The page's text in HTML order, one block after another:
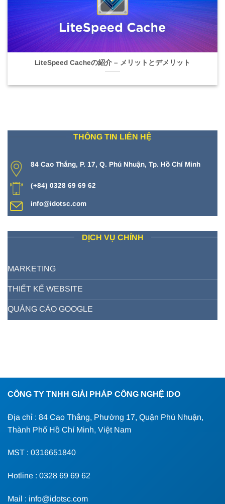
LiteSpeed Cacheの紹介 – メリットとデメリット
THÔNG TIN LIÊN HỆ
84 Cao Thắng, P. 17, Q. Phú Nhuận, Tp. Hồ Chí Minh
(+84) 0328 69 69 62
info@idotsc.com
DỊCH VỤ CHÍNH
MARKETING
THIẾT KẾ WEBSITE
QUẢNG CÁO GOOGLE
CÔNG TY TNHH GIẢI PHÁP CÔNG NGHỆ IDO
Địa chỉ : 84 Cao Thắng, Phường 17, Quận Phú Nhuận,
Thành Phố Hồ Chí Minh, Việt Nam
MST : 0316651840
Hotline : 0328 69 69 62
Mail : info@idotsc.com